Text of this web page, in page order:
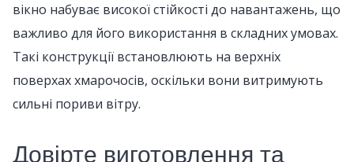
вікно набуває високої стійкості до навантажень, що
важливо для його використання в складних умовах.
Такі конструкції встановлюють на верхніх
поверхах хмарочосів, оскільки вони витримують
сильні пориви вітру.
Довірте виготовлення та